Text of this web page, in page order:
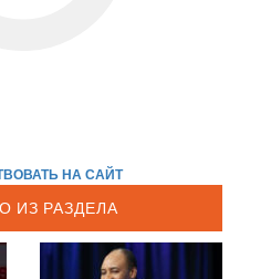
НА САЙТ
ИЗ РАЗДЕЛА